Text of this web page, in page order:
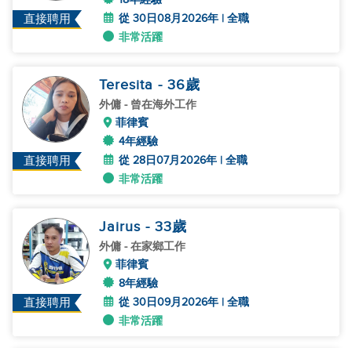
直接聘用
從 30日08月2026年 | 全職
非常活躍
直接聘用
Teresita - 36歲
外傭 - 曾在海外工作
菲律賓
4年經驗
從 28日07月2026年 | 全職
非常活躍
直接聘用
Jairus - 33歲
外傭 - 在家鄉工作
菲律賓
8年經驗
從 30日09月2026年 | 全職
非常活躍